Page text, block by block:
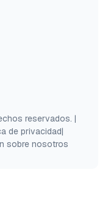
reservados. |
de privacidad|
sobre nosotros